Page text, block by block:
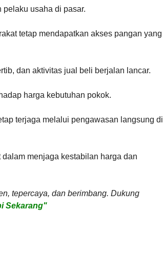
usaha di pasar.
tetap mendapatkan akses pangan yang
dan aktivitas jual beli berjalan lancar.
harga kebutuhan pokok.
terjaga melalui pengawasan langsung di
menjaga kestabilan harga dan
tepercaya, dan berimbang. Dukung
Sekarang"